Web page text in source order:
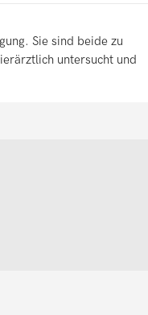
Sie sind beide zu
untersucht und